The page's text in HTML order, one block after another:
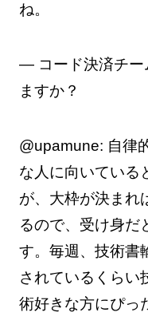
ね。
— コード決済チー
ますか？
@upamune: 自律
な人に向いている
が、大枠が決まれ
るので、受け身だ
す。毎週、技術書
されているくらい
術好きな方にぴっ